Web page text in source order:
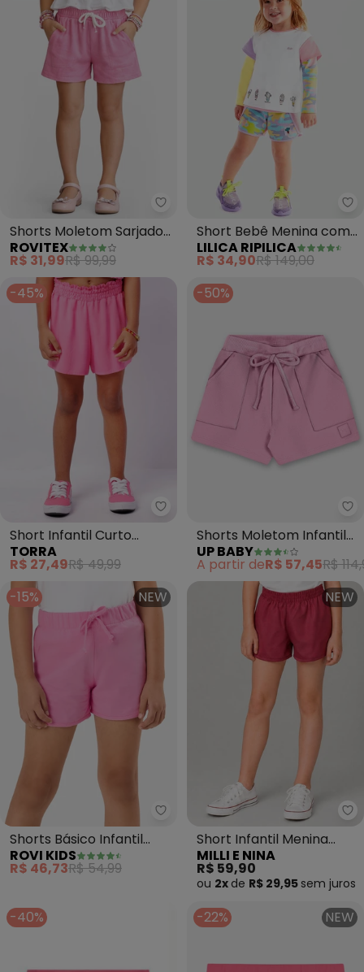
Rovitex - Shorts Moletom
Shorts Moletom Sarjado
Feminino Infantil (Rosa)
ROVITEX
R$ 31,99R$ 99,99
Short Bebê Menina com
Repelência a Insetos
(Rosa)
LILICA RIPILICA
R$ 34,90R$ 149,00
-45%
Torra - Short Infantil Curto
Short Infantil Curto
Viscose (Rosa)
TORRA
R$ 27,49R$ 49,99
-50%
Shorts Moletom Infantil
Finino (Rosa)
UP BABY
A partir deR$ 57,45R$
-15%
NEW
Rovi Kids - Shorts Básico
Shorts Básico Infantil
Feminino (Rosa)
ROVI KIDS
R$ 46,73R$ 54,99
NEW
Short Infantil Menina
(Rosa)
MILLI E NINA
R$ 59,90
ou 2x de R$ 29,95 sem juros
-40% -22% NEW